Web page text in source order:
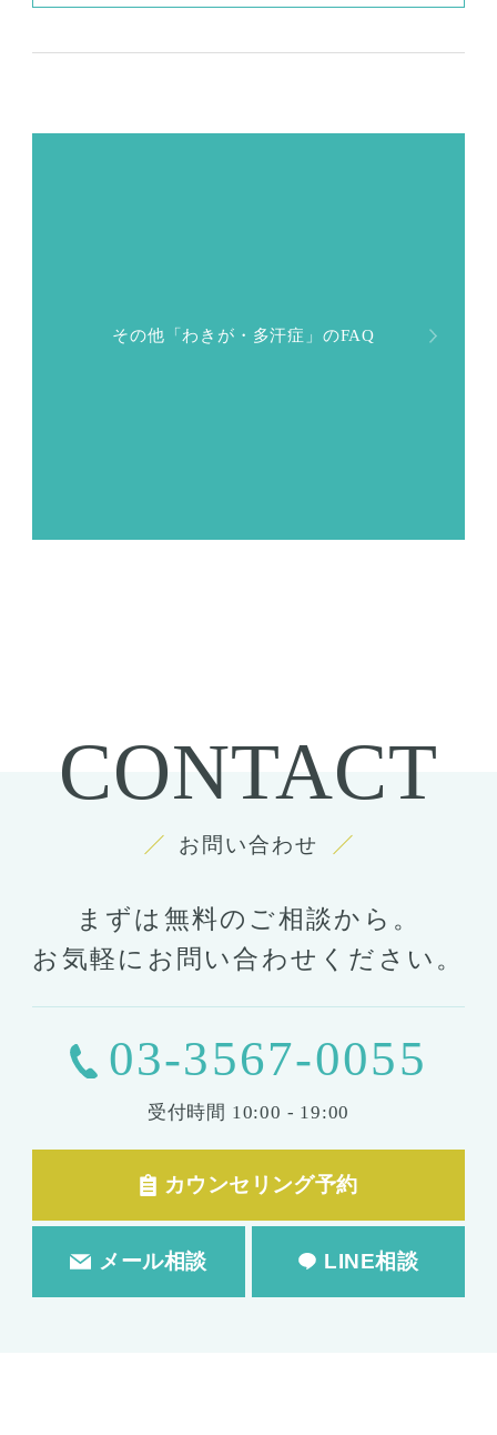
たらレーザー脱毛できるようになりますか？
その他「わきが・多汗症」のFAQ
CONTACT
お問い合わせ
まずは無料のご相談から。
お気軽にお問い合わせください。
03-3567-0055
受付時間 10:00 - 19:00
カウンセリング予約
メール相談 LINE相談